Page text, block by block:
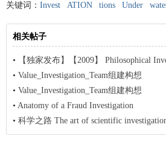
关键词： Invest ATION tions Under
相关帖子
• 【独家发布】【2009】 Philosophical
• Value_Investigation_Team组建构想
• Value_Investigation_Team组建构想
• Anatomy of a Fraud Investigation
• 科学之路 The art of scientific